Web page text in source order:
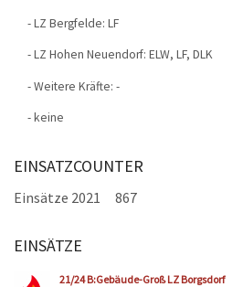
- LZ Bergfelde: LF
- LZ Hohen Neuendorf: ELW, LF, DLK
- Weitere Kräfte: -
- keine
EINSATZCOUNTER
Einsätze 2021 867
EINSÄTZE
21/24 B:Gebäude-Groß LZ Borgsdorf
Seiten